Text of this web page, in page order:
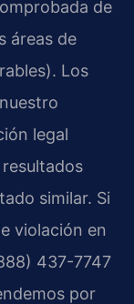
de
áreas de
Los
legal
similar. Si
violación en
437-7747
por